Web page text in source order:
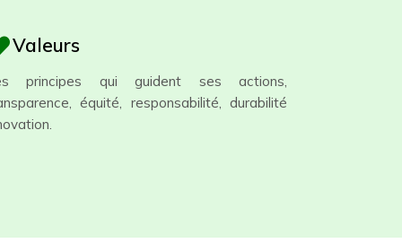
Valeurs
principes qui guident ses actions,
équité, responsabilité, durabilité